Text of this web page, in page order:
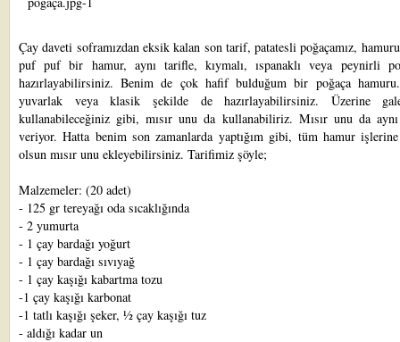
Çay daveti soframızdan eksik kalan son tarif, patatesli poğaçamız,
puf puf bir hamur, aynı tarifle, kıymalı, ıspanaklı veya peynirli
hazırlayabilirsiniz. Benim de çok hafif bulduğum bir poğaça
yuvarlak veya klasik şekilde de hazırlayabilirsiniz. Üzerine
kullanabileceğiniz gibi, mısır unu da kullanabiliriz. Mısır unu da aynı
veriyor. Hatta benim son zamanlarda yaptığım gibi, tüm hamur
olsun mısır unu ekleyebilirsiniz. Tarifimiz şöyle;
Malzemeler: (20 adet)
- 125 gr tereyağı oda sıcaklığında
- 2 yumurta
- 1 çay bardağı yoğurt
- 1 çay bardağı sıvıyağ
- 1 çay kaşığı kabartma tozu
-1 çay kaşığı karbonat
-1 tatlı kaşığı şeker, ½ çay kaşığı tuz
- aldığı kadar un